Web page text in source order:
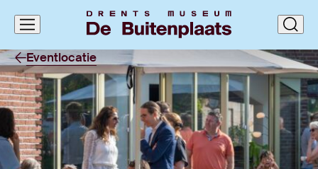
Navigatie
Eventlocatie